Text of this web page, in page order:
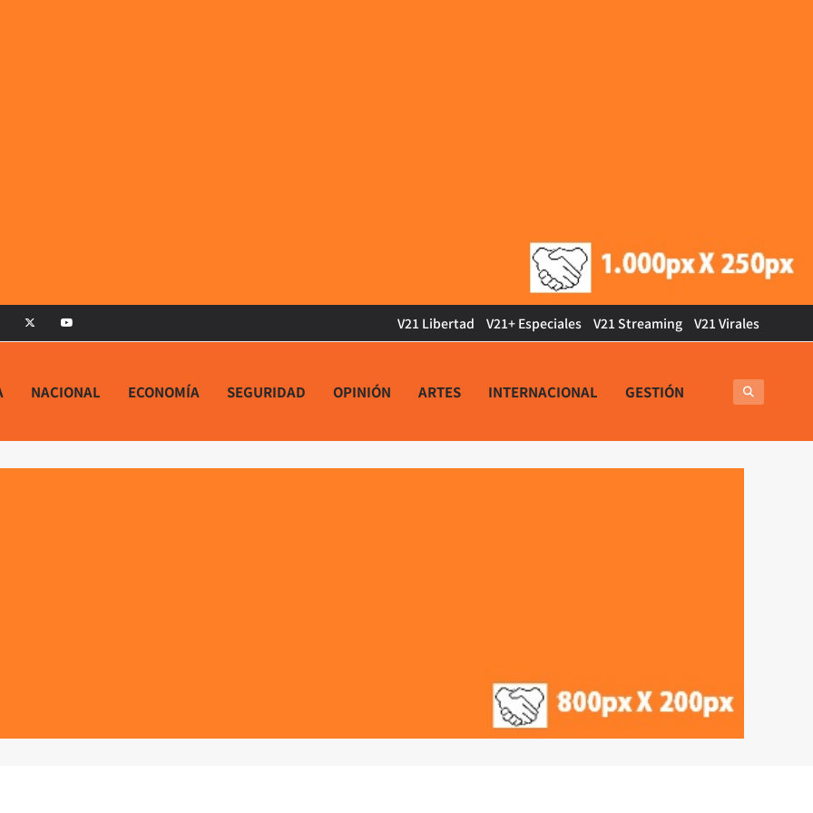
V21 Libertad V21+ Especiales V21 Streaming V21 Virales
NACIONAL ECONOMÍA SEGURIDAD OPINIÓN ARTES INTERNACIONAL GESTIÓN